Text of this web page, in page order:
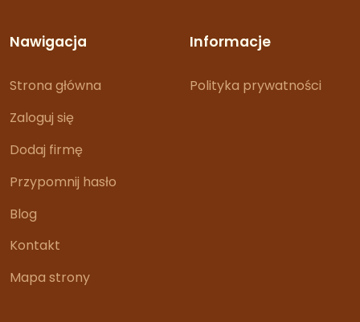
Nawigacja
Strona główna
Zaloguj się
Dodaj firmę
Przypomnij hasło
Blog
Kontakt
Mapa strony
Informacje
Polityka prywatności